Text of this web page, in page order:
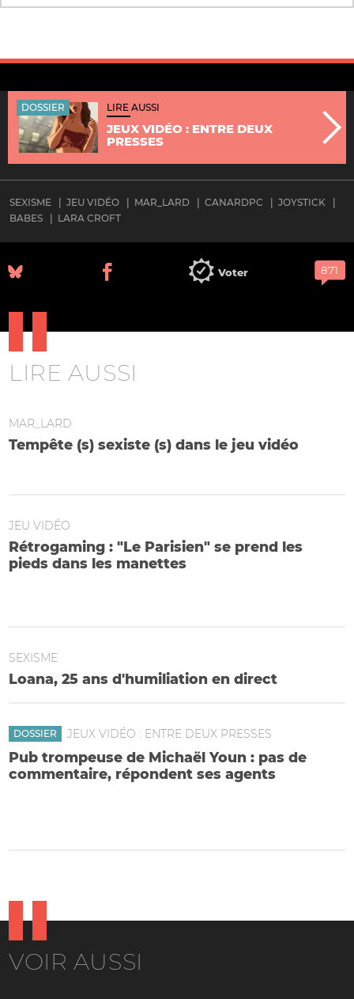
DOSSIER LIRE AUSSI
JEUX VIDÉO : ENTRE DEUX
PRESSES
SEXISME JEU VIDÉO MAR_LARD CANARDPC
JOYSTICK
BABES
LARA CROFT
Voter
LIRE AUSSI
MAR_LARD
Tempête (s) sexiste (s) dans le jeu vidéo
JEU VIDÉO
Rétrogaming : "Le Parisien" se prend les
pieds dans les manettes
SEXISME
Loana, 25 ans d'humiliation en direct
DOSSIER JEUX VIDÉO : ENTRE DEUX PRESSES
Pub trompeuse de Michaël Youn : pas de
commentaire, répondent ses agents
VOIR AUSSI